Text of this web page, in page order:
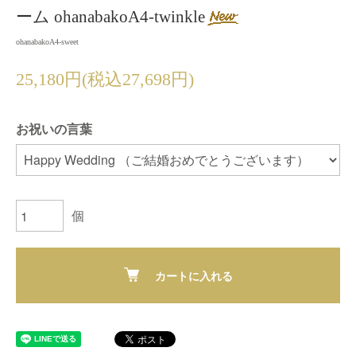
ーム ohanabakoA4-twinkle
ohanabakoA4-sweet
25,180円(税込27,698円)
お祝いの言葉
個
カートに入れる